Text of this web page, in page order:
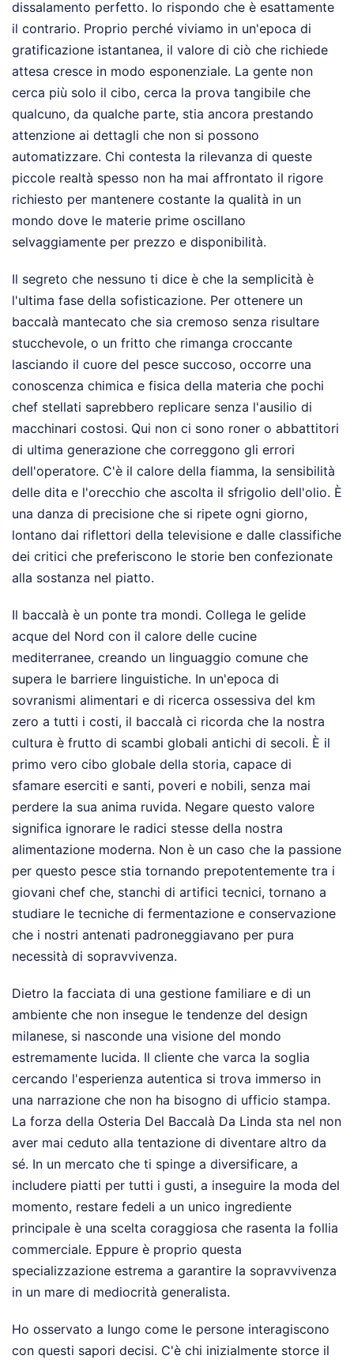
dissalamento perfetto. Io rispondo che è esattamente
il contrario. Proprio perché viviamo in un'epoca di
gratificazione istantanea, il valore di ciò che richiede
attesa cresce in modo esponenziale. La gente non
cerca più solo il cibo, cerca la prova tangibile che
qualcuno, da qualche parte, stia ancora prestando
attenzione ai dettagli che non si possono
automatizzare. Chi contesta la rilevanza di queste
piccole realtà spesso non ha mai affrontato il rigore
richiesto per mantenere costante la qualità in un
mondo dove le materie prime oscillano
selvaggiamente per prezzo e disponibilità.
Il segreto che nessuno ti dice è che la semplicità è
l'ultima fase della sofisticazione. Per ottenere un
baccalà mantecato che sia cremoso senza risultare
stucchevole, o un fritto che rimanga croccante
lasciando il cuore del pesce succoso, occorre una
conoscenza chimica e fisica della materia che pochi
chef stellati saprebbero replicare senza l'ausilio di
macchinari costosi. Qui non ci sono roner o abbattitori
di ultima generazione che correggono gli errori
dell'operatore. C'è il calore della fiamma, la sensibilità
delle dita e l'orecchio che ascolta il sfrigolio dell'olio. È
una danza di precisione che si ripete ogni giorno,
lontano dai riflettori della televisione e dalle classifiche
dei critici che preferiscono le storie ben confezionate
alla sostanza nel piatto.
Il baccalà è un ponte tra mondi. Collega le gelide
acque del Nord con il calore delle cucine
mediterranee, creando un linguaggio comune che
supera le barriere linguistiche. In un'epoca di
sovranismi alimentari e di ricerca ossessiva del km
zero a tutti i costi, il baccalà ci ricorda che la nostra
cultura è frutto di scambi globali antichi di secoli. È il
primo vero cibo globale della storia, capace di
sfamare eserciti e santi, poveri e nobili, senza mai
perdere la sua anima ruvida. Negare questo valore
significa ignorare le radici stesse della nostra
alimentazione moderna. Non è un caso che la passione
per questo pesce stia tornando prepotentemente tra i
giovani chef che, stanchi di artifici tecnici, tornano a
studiare le tecniche di fermentazione e conservazione
che i nostri antenati padroneggiavano per pura
necessità di sopravvivenza.
Dietro la facciata di una gestione familiare e di un
ambiente che non insegue le tendenze del design
milanese, si nasconde una visione del mondo
estremamente lucida. Il cliente che varca la soglia
cercando l'esperienza autentica si trova immerso in
una narrazione che non ha bisogno di ufficio stampa.
La forza della Osteria Del Baccalà Da Linda sta nel non
aver mai ceduto alla tentazione di diventare altro da
sé. In un mercato che ti spinge a diversificare, a
includere piatti per tutti i gusti, a inseguire la moda del
momento, restare fedeli a un unico ingrediente
principale è una scelta coraggiosa che rasenta la follia
commerciale. Eppure è proprio questa
specializzazione estrema a garantire la sopravvivenza
in un mare di mediocrità generalista.
Ho osservato a lungo come le persone interagiscono
con questi sapori decisi. C'è chi inizialmente storce il